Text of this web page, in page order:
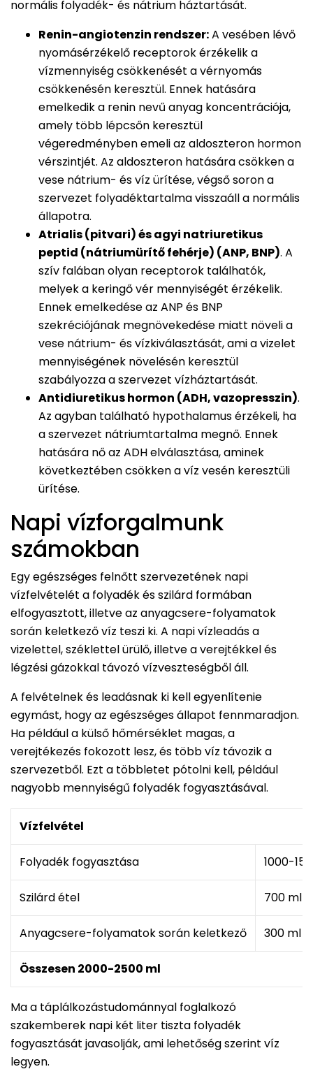
normális folyadék- és nátrium háztartását.
Renin-angiotenzin rendszer:A vesében lévő
nyomásérzékelő receptorok érzékelik a
vízmennyiség csökkenését a vérnyomás
csökkenésén keresztül. Ennek hatására
emelkedik a renin nevű anyag koncentrációja,
amely több lépcsőn keresztül
végeredményben emeli az aldoszteron hormon
vérszintjét. Az aldoszteron hatására csökken a
vese nátrium- és víz ürítése, végső soron a
szervezet folyadéktartalma visszaáll a normális
állapotra.
Atrialis (pitvari) és agyi natriuretikus
peptid (nátriumürítő fehérje) (ANP, BNP). A
szív falában olyan receptorok találhatók,
melyek a keringő vér mennyiségét érzékelik.
Ennek emelkedése az ANP és BNP
szekréciójának megnövekedése miatt növeli a
vese nátrium- és vízkiválasztását, ami a vizelet
mennyiségének növelésén keresztül
szabályozza a szervezet vízháztartását.
Antidiuretikus hormon (ADH, vazopresszin).
Az agyban található hypothalamus érzékeli, ha
a szervezet nátriumtartalma megnő. Ennek
hatására nő az ADH elválasztása, aminek
következtében csökken a víz vesén keresztüli
ürítése.
Napi vízforgalmunk
számokban
Egy egészséges felnőtt szervezetének napi
vízfelvételét a folyadék és szilárd formában
elfogyasztott, illetve az anyagcsere-folyamatok
során keletkező víz teszi ki. A napi vízleadás a
vizelettel, széklettel ürülő, illetve a verejtékkel és
légzési gázokkal távozó vízveszteségből áll.
A felvételnek és leadásnak ki kell egyenlítenie
egymást, hogy az egészséges állapot fennmaradjon.
Ha például a külső hőmérséklet magas, a
verejtékezés fokozott lesz, és több víz távozik a
szervezetből. Ezt a többletet pótolni kell, például
nagyobb mennyiségű folyadék fogyasztásával.
Vízfelvétel
Folyadék fogyasztása 1000-
Szilárd étel 700 ml
Anyagcsere-folyamatok során keletkező 300 ml
Összesen 2000-2500 ml
Ma a táplálkozástudománnyal foglalkozó
szakemberek napi két liter tiszta folyadék
fogyasztását javasolják, ami lehetőség szerint víz
legyen.